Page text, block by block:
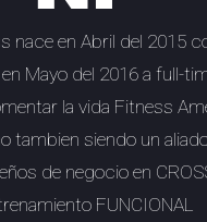
nace en Abril del 2015
Mayo del 2016 a full-
la vida Fitness
tambien siendo un
de negocio en
FUNCIONAL